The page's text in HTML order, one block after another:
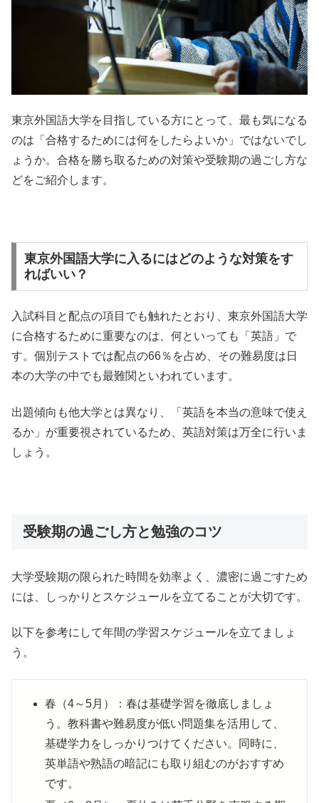
東京外国語大学を目指している方にとって、最も気になる
のは「合格するためには何をしたらよいか」ではないでし
ょうか。合格を勝ち取るための対策や受験期の過ごし方な
どをご紹介します。
東京外国語大学に入るにはどのような対策をす
ればいい？
入試科目と配点の項目でも触れたとおり、東京外国語大学
に合格するために重要なのは、何といっても「英語」で
す。個別テストでは配点の66％を占め、その難易度は日
本の大学の中でも最難関といわれています。
出題傾向も他大学とは異なり、「英語を本当の意味で使え
るか」が重要視されているため、英語対策は万全に行いま
しょう。
受験期の過ごし方と勉強のコツ
大学受験期の限られた時間を効率よく、濃密に過ごすため
には、しっかりとスケジュールを立てることが大切です。
以下を参考にして年間の学習スケジュールを立てましょ
う。
春（4～5月）：春は基礎学習を徹底しましょ
う。教科書や難易度が低い問題集を活用して、
基礎学力をしっかりつけてください。同時に、
英単語や熟語の暗記にも取り組むのがおすすめ
です。